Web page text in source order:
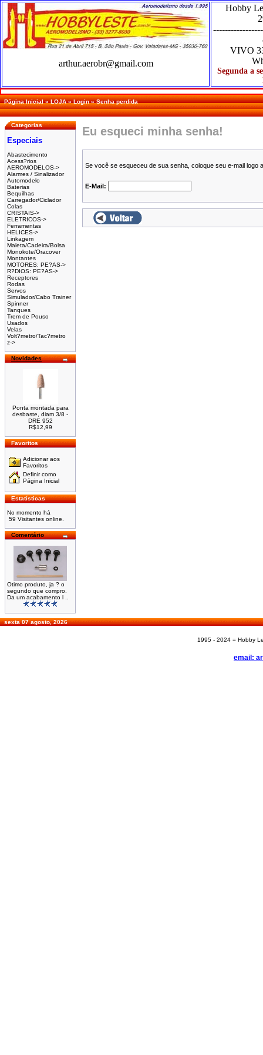
arthur.aerobr@gmail.com
Hobby
VIVO
Segunda a
Página Inicial»LOJA»Login»Senha perdida
Categorias
Especiais
Abastecimento
Acess?rios
AEROMODELOS->
Alarmes / Sinalizador
Automodelo
Baterias
Bequilhas
Carregador/Ciclador
Colas
CRISTAIS->
ELETRICOS->
Ferramentas
HELICES->
Linkagem
Maleta/Cadeira/Bolsa
Monokote/Oracover
Montantes
MOTORES: PE?AS->
R?DIOS: PE?AS->
Receptores
Rodas
Servos
Simulador/Cabo Trainer
Spinner
Tanques
Trem de Pouso
Usados
Velas
Volt?metro/Tac?metro
z->
Novidades
Ponta montada para
desbaste, diam 3/8 -
DRE 952
R$12,99
Favoritos
Adicionar aos
Favoritos
Definir como
Página Inicial
Estatísticas
No momento há
59 Visitantes online.
Comentário
Otimo produto, ja ? o
segundo que compro.
Da um acabamento l ..
Eu esqueci minha senha!
Se você se esqueceu de sua senha, coloque seu e-mail
E-Mail:
sexta 07 agosto, 2026
1995 - 2024 = Hobby
email: